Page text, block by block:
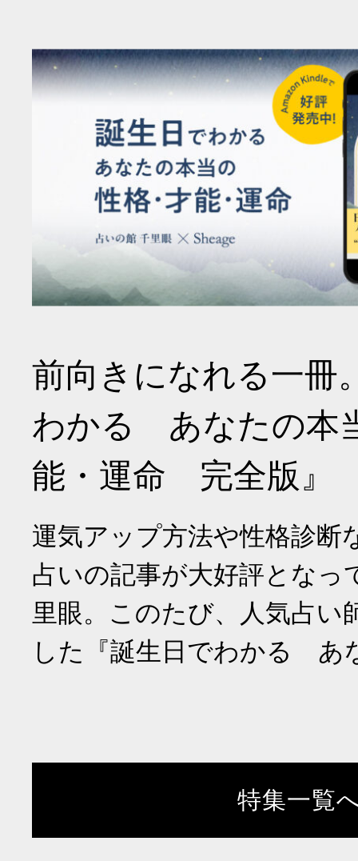
前向きになれる一冊
わかる あなたの本
能・運命 完全版』
運気アップ方法や性格診断
占いの記事が大好評となっ
里眼。このたび、人気占い
した『誕生日でわかる あ
特集一覧